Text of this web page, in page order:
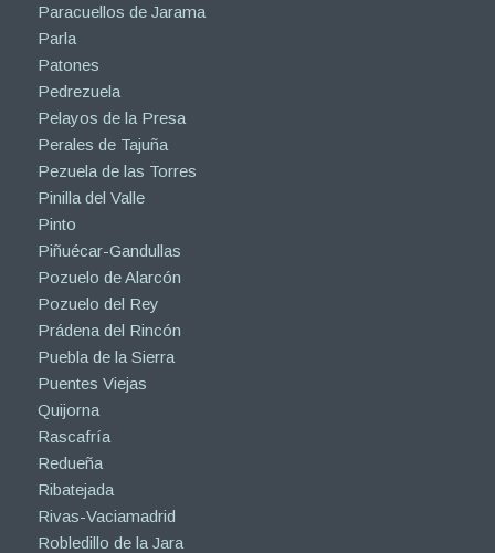
Paracuellos de Jarama
Parla
Patones
Pedrezuela
Pelayos de la Presa
Perales de Tajuña
Pezuela de las Torres
Pinilla del Valle
Pinto
Piñuécar-Gandullas
Pozuelo de Alarcón
Pozuelo del Rey
Prádena del Rincón
Puebla de la Sierra
Puentes Viejas
Quijorna
Rascafría
Redueña
Ribatejada
Rivas-Vaciamadrid
Robledillo de la Jara